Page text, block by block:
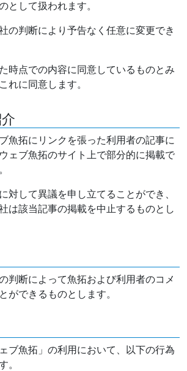
として扱われます。
の判断により予告なく任意に変更でき
時点での内容に同意しているものとみ
れに同意します。
魚拓にリンクを張った利用者の記事に
ェブ魚拓のサイト上で部分的に掲載で
対して異議を申し立てることができ、
は該当記事の掲載を中止するものとし
判断によって魚拓および利用者のコメ
ができるものとします。
ブ魚拓」の利用において、以下の行為
。